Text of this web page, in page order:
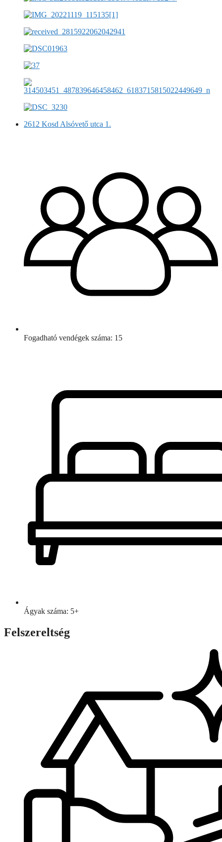
2612 Kosd Alsóvető utca 1.
Fogadható vendégek száma: 15
Ágyak száma: 5+
Felszereltség